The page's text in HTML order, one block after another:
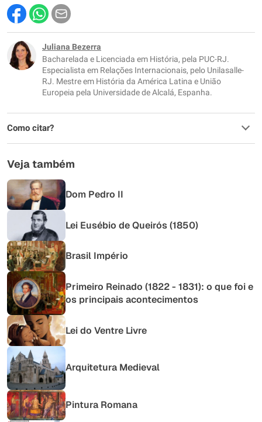
Este conteúdo contém informação incorreta
Este conteúdo não tem a informação que procuro
Outro
Juliana Bezerra
Bacharelada e Licenciada em História, pela PUC-RJ.
Especialista em Relações Internacionais, pelo Unilasalle-
RJ. Mestre em História da América Latina e União
Europeia pela Universidade de Alcalá, Espanha.
Como citar?
Veja também
Dom Pedro II
Lei Eusébio de Queirós (1850)
Brasil Império
Primeiro Reinado (1822 - 1831): o que foi e
os principais acontecimentos
Lei do Ventre Livre
Arquitetura Medieval
Pintura Romana